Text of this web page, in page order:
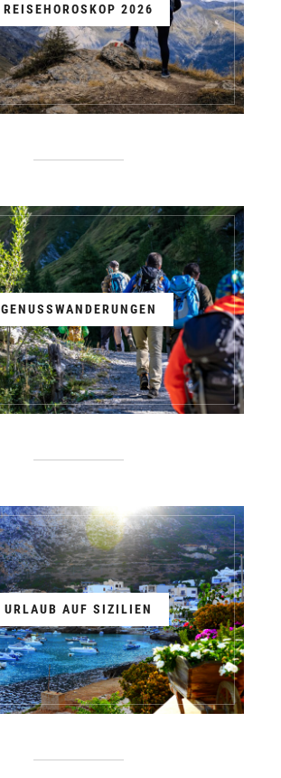
REISEHOROSKOP 2026
GENUSSWANDERUNGEN
URLAUB AUF SIZILIEN